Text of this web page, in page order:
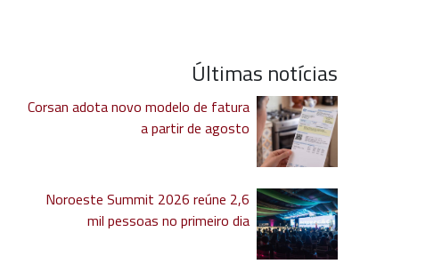
Últimas notícias
Corsan adota novo modelo de fatura
a partir de agosto
Noroeste Summit 2026 reúne 2,6
mil pessoas no primeiro dia